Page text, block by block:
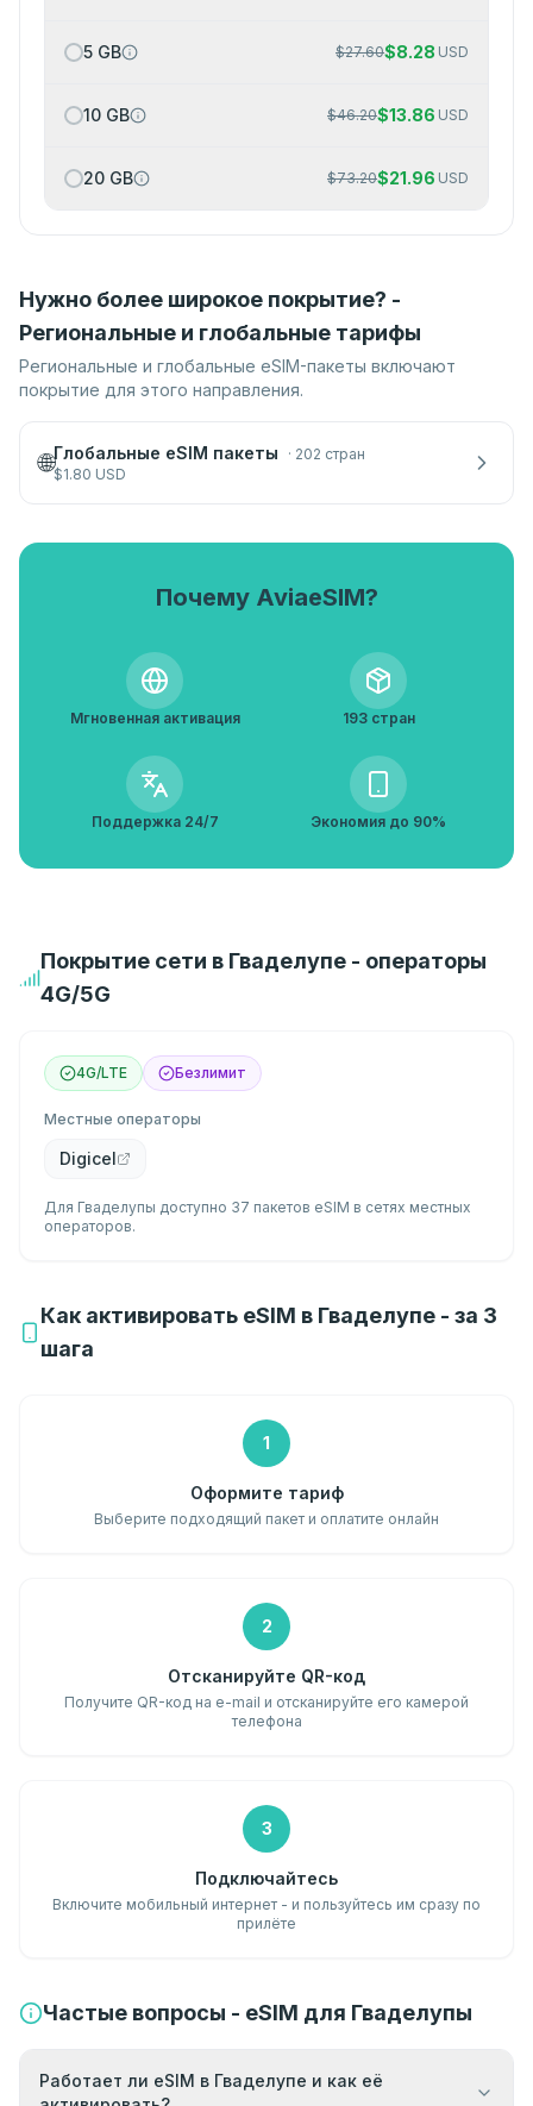
5 GB $27.60$8.28 USD
10 GB $46.20$13.86 USD
20 GB $73.20$21.96 USD
Нужно более широкое покрытие? -
Региональные и глобальные тарифы
Региональные и глобальные eSIM-пакеты включают
покрытие для этого направления.
🌐Глобальные eSIM пакеты · 202 стран
$1.80 USD
Почему AviaeSIM?
Мгновенная активация 193 стран
Поддержка 24/7 Экономия до 90%
Покрытие сети в Гваделупе - операторы
4G/5G
4G/LTE Безлимит
Местные операторы
Digicel
Для Гваделупы доступно 37 пакетов eSIM в сетях местных
операторов.
Как активировать eSIM в Гваделупе - за 3
шага
1
Оформите тариф
Выберите подходящий пакет и оплатите онлайн
2
Отсканируйте QR-код
Получите QR-код на e-mail и отсканируйте его камерой
телефона
3
Подключайтесь
Включите мобильный интернет - и пользуйтесь им сразу по
прилёте
Частые вопросы - eSIM для Гваделупы
Работает ли eSIM в Гваделупе и как её